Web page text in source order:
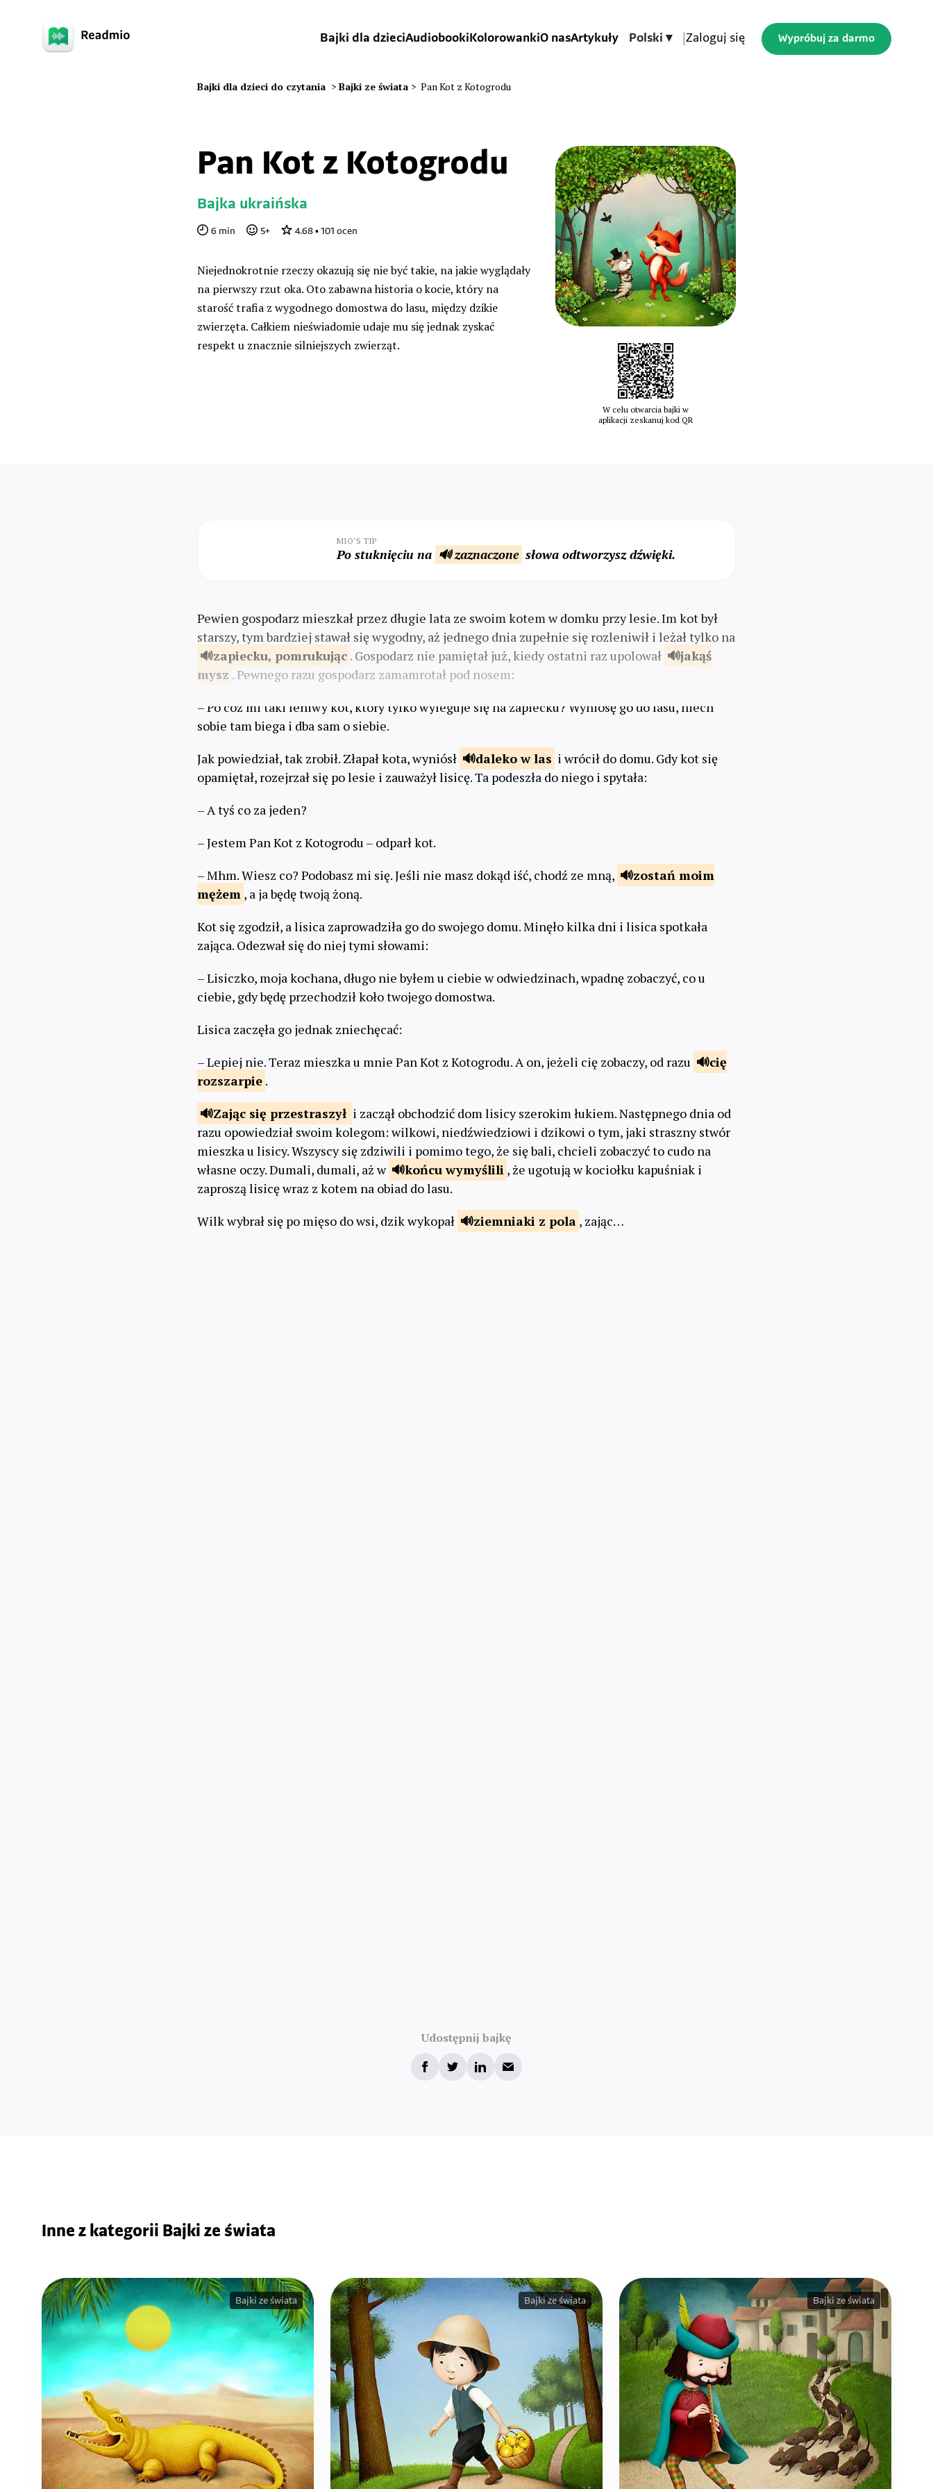
Bajki dla dzieciAudiobooki KolorowankiO nasArtykuły Polski ▾ Zaloguj się Wypróbuj za darmo
Bajki dla dzieci do czytania > Bajki ze świata > Pan Kot z Kotogrodu
Pan Kot z Kotogrodu
Bajka ukraińska
6 min 5+ 4.68 • 101 ocen
Niejednokrotnie rzeczy okazują się nie być takie, na jakie wyglądały
na pierwszy rzut oka. Oto zabawna historia o kocie, który na
starość trafia z wygodnego domostwa do lasu, między dzikie
zwierzęta. Całkiem nieświadomie udaje mu się jednak zyskać
respekt u znacznie silniejszych zwierząt.
W celu otwarcia bajki w
aplikacji zeskanuj kod QR
MIO’S TIP
Po stuknięciu na 🔊 zaznaczone słowa odtworzysz dźwięki.
Pewien gospodarz mieszkał przez długie lata ze swoim kotem w domku przy lesie. Im kot był
starszy, tym bardziej stawał się wygodny, aż jednego dnia zupełnie się rozleniwił i leżał tylko na
zapiecku, pomrukując . Gospodarz nie pamiętał już, kiedy ostatni raz upolował
jakąś
mysz . Pewnego razu gospodarz zamamrotał pod nosem:
– Po coż mi taki leniwy kot, który tylko wyleguje się na zapiecku? Wyniosę go do lasu, niech
sobie tam biega i dba sam o siebie.
Jak powiedział, tak zrobił. Złapał kota, wyniósł
dalekow las i wrócił do domu. Gdy kot się
opamiętał, rozejrzał się po lesie i zauważył lisicę. Ta podeszła do niego i spytała:
– A tyś co za jeden?
– Jestem Pan Kot z Kotogrodu – odparł kot.
– Mhm. Wiesz co? Podobasz mi się. Jeśli nie masz dokąd iść, chodź ze mną,
zostań moim
mężem , a ja będę twoją żoną.
Kot się zgodził, a lisica zaprowadziła go do swojego domu. Minęło kilka dni i lisica spotkała
zająca. Odezwał się do niej tymi słowami:
– Lisiczko, moja kochana, długo nie byłem u ciebie w odwiedzinach, wpadnę zobaczyć, co u
ciebie, gdy będę przechodził koło twojego domostwa.
Lisica zaczęła go jednak zniechęcać:
– Lepiej nie. Teraz mieszka u mnie Pan Kot z Kotogrodu. A on, jeżeli cię zobaczy, od razu
cię
rozszarpie .
Zając się przestraszył i zaczął obchodzić dom lisicy szerokim łukiem. Następnego dnia od
razu opowiedział swoim kolegom: wilkowi, niedźwiedziowi i dzikowi o tym, jaki straszny stwór
mieszka u lisicy. Wszyscy się zdziwili i pomimo tego, że się bali, chcieli zobaczyć to cudo na
własne oczy. Dumali, dumali, aż w
końcuwymyślili , że ugotują w kociołku kapuśniak i
zaproszą lisicę wraz z kotem na obiad do lasu.
Wilk wybrał się po mięso do wsi, dzik wykopał
ziemniaki z pola , zając…
Udostępnij bajkę
Inne z kategorii Bajki ze świata
Bajki ze świata Bajki ze świata Bajki ze świata